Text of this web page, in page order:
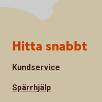
Sidfot
Hitta snabbt
Kundservice
Spärrhjälp